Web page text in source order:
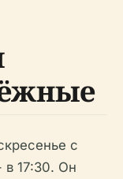
с
в 17:30. Он